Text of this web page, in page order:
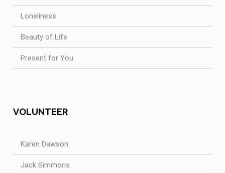
Loneliness
Beauty of Life
Present for You
VOLUNTEER
Karen Dawson
Jack Simmons